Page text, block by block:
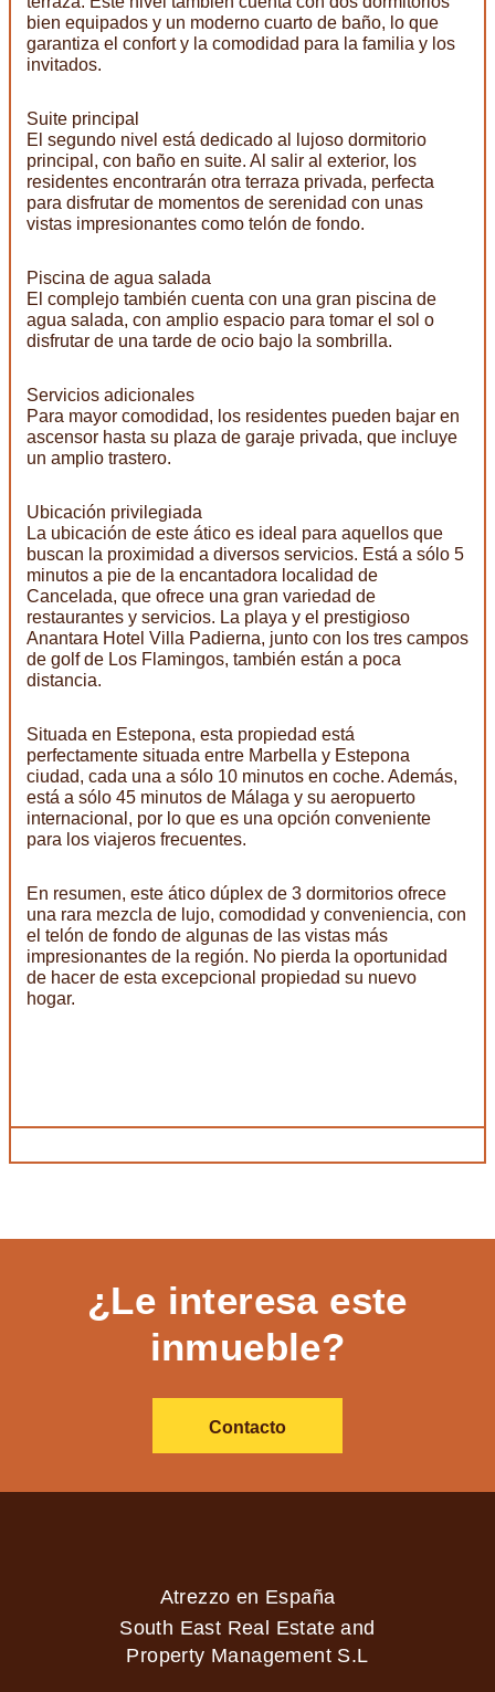
bien equipados y un moderno cuarto de baño, lo que
garantiza el confort y la comodidad para la familia y los
invitados.
Suite principal
El segundo nivel está dedicado al lujoso dormitorio
principal, con baño en suite. Al salir al exterior, los
residentes encontrarán otra terraza privada, perfecta
para disfrutar de momentos de serenidad con unas
vistas impresionantes como telón de fondo.
Piscina de agua salada
El complejo también cuenta con una gran piscina de
agua salada, con amplio espacio para tomar el sol o
disfrutar de una tarde de ocio bajo la sombrilla.
Servicios adicionales
Para mayor comodidad, los residentes pueden bajar en
ascensor hasta su plaza de garaje privada, que incluye
un amplio trastero.
Ubicación privilegiada
La ubicación de este ático es ideal para aquellos que
buscan la proximidad a diversos servicios. Está a sólo 5
minutos a pie de la encantadora localidad de
Cancelada, que ofrece una gran variedad de
restaurantes y servicios. La playa y el prestigioso
Anantara Hotel Villa Padierna, junto con los tres campos
de golf de Los Flamingos, también están a poca
distancia.
Situada en Estepona, esta propiedad está
perfectamente situada entre Marbella y Estepona
ciudad, cada una a sólo 10 minutos en coche. Además,
está a sólo 45 minutos de Málaga y su aeropuerto
internacional, por lo que es una opción conveniente
para los viajeros frecuentes.
En resumen, este ático dúplex de 3 dormitorios ofrece
una rara mezcla de lujo, comodidad y conveniencia, con
el telón de fondo de algunas de las vistas más
impresionantes de la región. No pierda la oportunidad
de hacer de esta excepcional propiedad su nuevo
hogar.
¿Le interesa este
inmueble?
Contacto
Atrezzo en España
South East Real Estate and
Property Management S.L